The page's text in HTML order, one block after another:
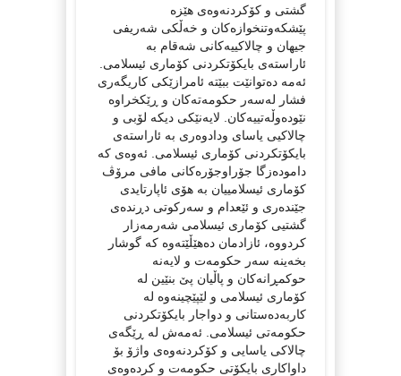
گشتی و کۆکردنەوەی هێزە
پێشکەوتنخوازەکان و خەڵکی شەریفی
جیهان و چالاکییەکانی شەقام بە
ئاراستەی بایکۆتکردنی کۆماری ئیسلامی.
ئەمە دەتوانێت ببێتە ئامرازێکی کاریگەری
فشار لەسەر حکومەتەکان و ڕێکخراوە
نێودەوڵەتییەکان. لایەنێکی دیکە لۆبی و
چالاکیی یاسای ودادوەری بە ئاراستەی
بایکۆتکردنی کۆماری ئیسلامی. ئەوەی کە
دامودەزگا جۆراوجۆرەکانی مافی مرۆڤ
کۆماری ئیسلامییان بە هۆی ئاپارتایدی
جێندەری و ئێعدام و سەرکوتی دڕندەی
گشتیی کۆماری ئیسلامی شەرمەزار
کردووە، ئازادمان دەهێڵێتەوە کە گوشار
بخەینە سەر حکومەت و لایەنە
حوکمڕانەکان و پاڵیان پێ بنێین لە
کۆماری ئیسلامی و لێپێچینەوە لە
کاربەدەستانی و دواجار بایکۆتکردنی
حکومەتی ئیسلامی. ئەمەش لە ڕێگەی
چالاکی یاسایی و کۆکردنەوەی واژۆ بۆ
داواکاری بایکۆتی حکومەت و کردەوەی